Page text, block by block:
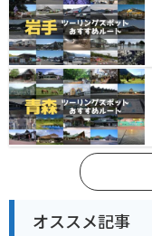
オススメ記事